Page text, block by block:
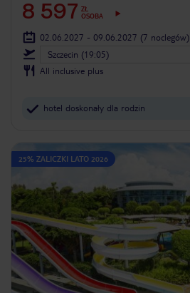
8 597 ZŁ
OSOBA
02.06.2027 - 09.06.2027 (7 noclegów)
Szczecin (19:05)
All inclusive plus
hotel doskonały dla rodzin
25% ZALICZKI LATO 2026